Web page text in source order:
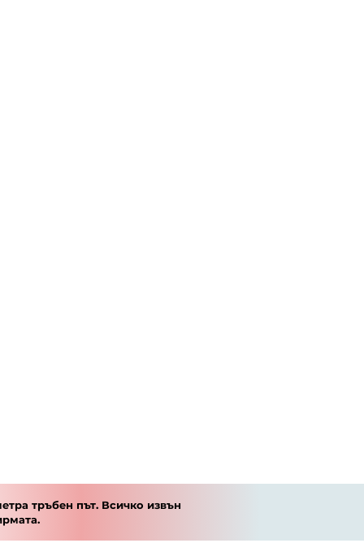
тръбен път. Всичко извън